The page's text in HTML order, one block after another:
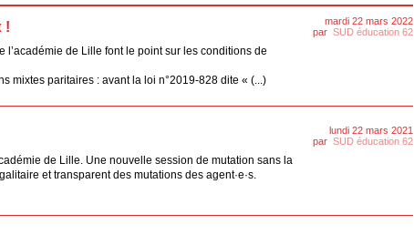
mardi 22 mars 2022
par SUD éducation 62
!
l’académie de Lille font le point sur les conditions de
mixtes paritaires : avant la loi n°2019-828 dite « (...)
lundi 22 mars 2021
par SUD éducation 62
de Lille. Une nouvelle session de mutation sans la
et transparent des mutations des agent·e·s.